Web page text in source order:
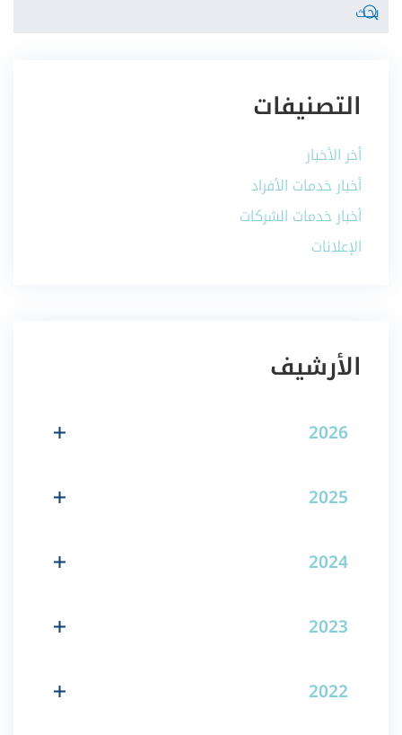
التصنيفات
أخر الأخبار
أخبار خدمات الأفراد
أخبار خدمات الشركات
الإعلانات
الأرشيف
2026
2025
2024
2023
2022